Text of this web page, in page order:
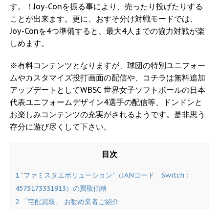
す。！Joy-Conを振る事により、売ったり投げたりする
ことが出来ます。更に、おすそ分け対戦モードでは、
Joy-Conを4つ準備すると、最大4人までの協力対戦が楽
しめます。
※有料コンテンツとなりますが、球団の特別ユニフォー
ムやカスタマイズ投打画面の配信や、コチラは無料追加
アップデートとしてWBSC 世界女子ソフトボールの日本
代表ユニフォームデザイン4選手の配信等、ドンドンと
お楽しみコンテンツの充実がされるようです。是非思う
存分に遊び尽くして下さい。
目次
1”ファミスタエボリューション"（JANコード Switch：
4573173331913）の買取価格
2 「宅配買取」 お勧め業者ご紹介